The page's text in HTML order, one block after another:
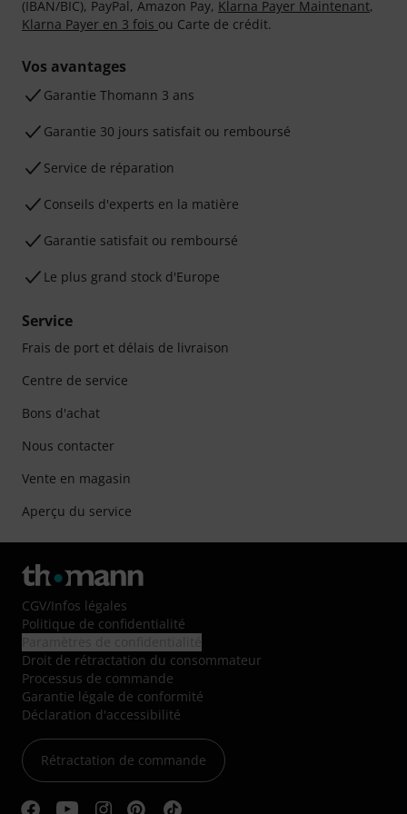
(IBAN/BIC), PayPal, Amazon Pay, Klarna Payer Maintenant,
Klarna Payer en 3 fois ou Carte de crédit.
Vos avantages
Ga­ran­tie Thomann 3 ans
Garantie 30 jours satisfait ou remboursé
Service de réparation
Conseils d'experts en la matière
Garantie satisfait ou remboursé
Le plus grand stock d'Europe
Service
Frais de port et délais de livraison
Centre de service
Bons d'achat
Nous contacter
Vente en magasin
Aperçu du service
CGV/Infos légales
Politique de confidentialité
Droit de rétractation du consommateur
Processus de commande
Garantie légale de conformité
Déclaration d'accessibilité
Rétractation de commande